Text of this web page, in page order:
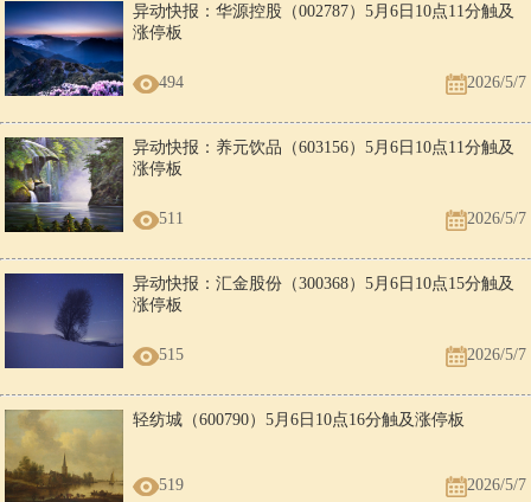
异动快报：华源控股（002787）5月6日10点11分触及
涨停板
494 2026/5/7
异动快报：养元饮品（603156）5月6日10点11分触及
涨停板
511 2026/5/7
异动快报：汇金股份（300368）5月6日10点15分触及
涨停板
515 2026/5/7
轻纺城（600790）5月6日10点16分触及涨停板
519 2026/5/7